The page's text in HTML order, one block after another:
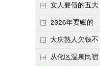
断这个案子能不能
接？接案评估的标准
女人要债的五大
绝招,轻松搞定
2026年要账的
七个小方法
大庆熟人欠钱不
还躲猫猫？2026年这
从化区温泉民宿